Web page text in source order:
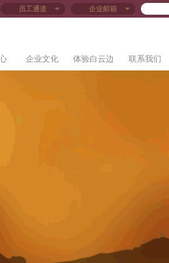
员工通道 企业邮箱
企业文化 体验白云边 联系我们